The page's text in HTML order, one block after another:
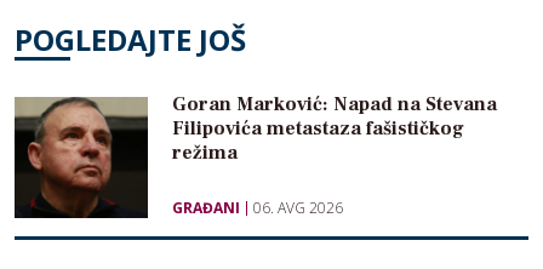
POGLEDAJTE JOŠ
Goran Marković: Napad na Stevana
Filipovića metastaza fašističkog
režima
GRAĐANI 06. AVG 2026